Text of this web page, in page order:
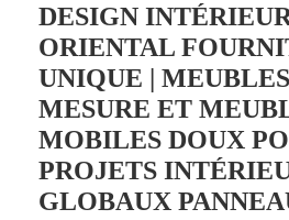
DESIGN
ORIENTAL
UNIQUE |
MESURE ET
MOBILES DOUX
PROJETS
GLOBAUX